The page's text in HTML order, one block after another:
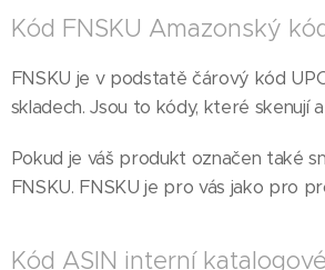
Kód FNSKU Amazonský
FNSKU je v podstatě čárový kód
skladech. Jsou to kódy, které skenují
Pokud je váš produkt označen také
FNSKU. FNSKU je pro vás jako pro
Kód ASIN interní